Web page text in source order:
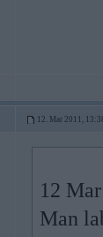
12. Mar 2011,
12
Man